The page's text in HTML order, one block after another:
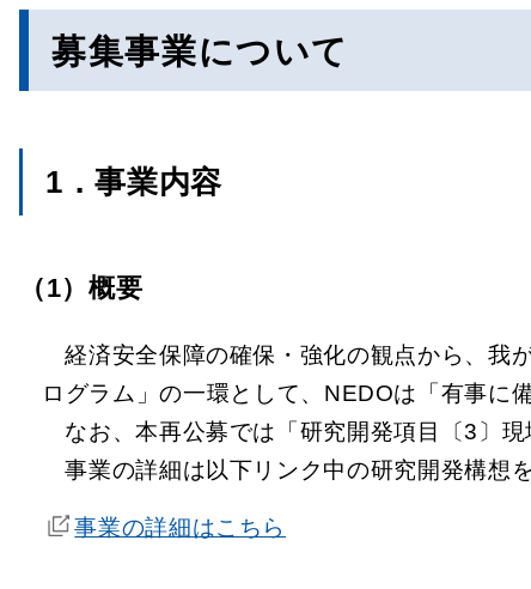
募集事業について
1．事業内容
（1）概要
経済安全保障の確保・強化の観点から、我
ログラム」の一環として、NEDOは「有事に
なお、本再公募では「研究開発項目〔3〕
事業の詳細は以下リンク中の研究開発構想
事業の詳細はこちら